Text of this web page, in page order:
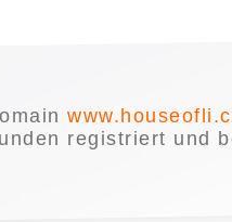
registriert und